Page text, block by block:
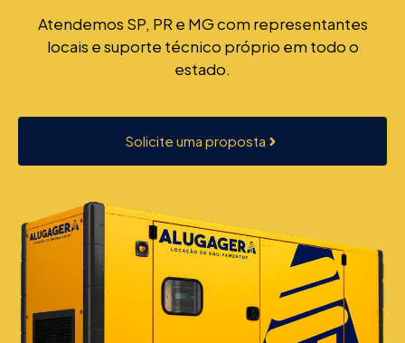
Atendemos SP, PR e MG com representantes
locais e suporte técnico próprio em todo o
estado.
Solicite uma proposta